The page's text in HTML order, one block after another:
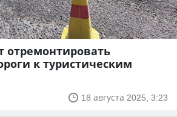
к туристическим
18 августа 2025, 3:23